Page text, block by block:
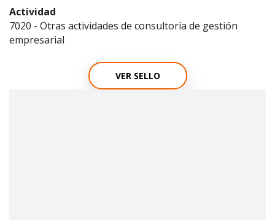
Actividad
7020 - Otras actividades de consultoría de gestión
empresarial
VER SELLO